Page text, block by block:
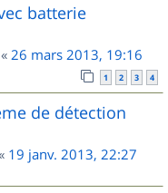
batterie
« 26 mars 2013, 19:16
1 2 3 4
de détection
19 janv. 2013, 22:27